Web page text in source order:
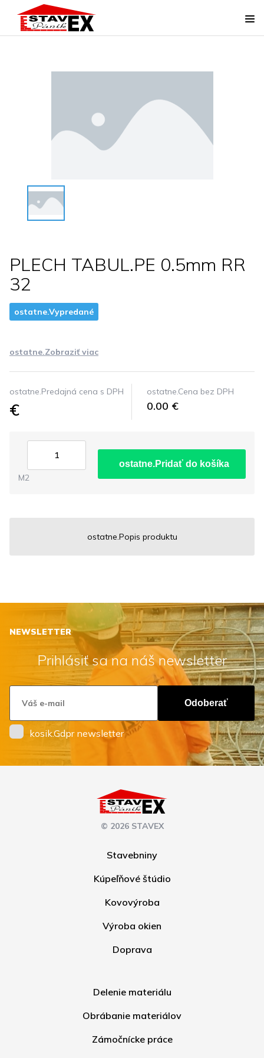
PLECH TABUL.PE 0.5mm RR
32
ostatne.Vypredané
ostatne.Zobraziť viac
ostatne.Predajná cena s DPH
€
ostatne.Cena bez DPH
0.00 €
M2
ostatne.Pridať do košíka
ostatne.Popis produktu
NEWSLETTER
Prihlásiť sa na náš newsletter
Odoberať
kosik.Gdpr newsletter
© 2026 STAVEX
Stavebniny
Kúpeľňové štúdio
Kovovýroba
Výroba okien
Doprava
Delenie materiálu
Obrábanie materiálov
Zámočnícke práce